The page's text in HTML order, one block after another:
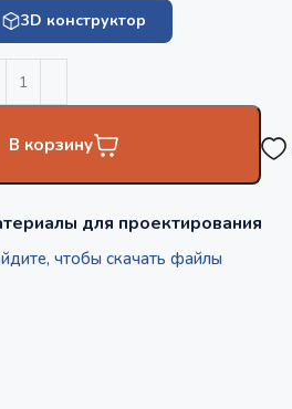
3D конструктор
В корзину
для проектирования
чтобы скачать файлы